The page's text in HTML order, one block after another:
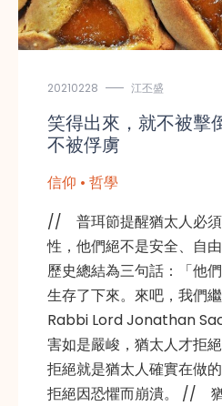
20210228 江丕盛
笑得出來，就不被擊
不被俘虜
信仰 • 哲學
// 普珥節提醒猶太人必須
性，他們絕不是安全、自
歷史總結為三句話：「他
生存了下來。來吧，我們
Rabbi Lord Jonathan
害如是嚴峻，猶太人才拒
拒絕就是猶太人確實在做
拒絕因恐懼而崩潰。 //